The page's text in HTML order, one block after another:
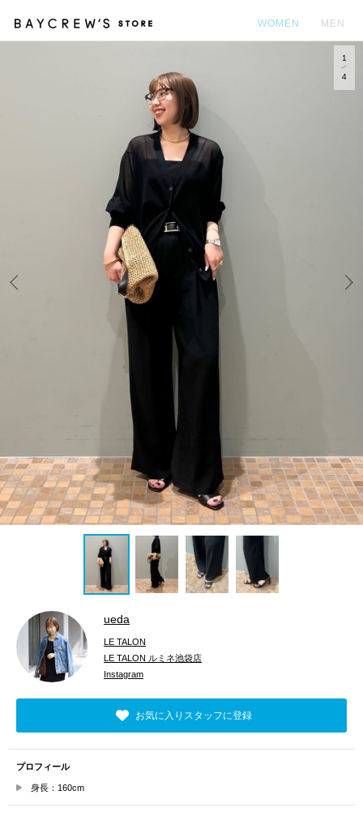
WOMEN MEN
1
4
ueda
LE TALON
LE TALON ルミネ池袋店
Instagram
お気に入りスタッフに登録
プロフィール
身長：160cm